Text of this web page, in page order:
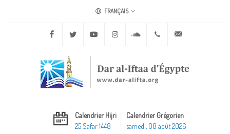
FRANÇAIS
Facebook Twitter Youtube Instagram Soundcloud+20 2 25970400
Calendrier Hijri
25 Safar 1448
Calendrier Grégorien
samedi, 08 août 2026